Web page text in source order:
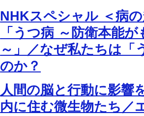
NHKスペシャル ＜病
「うつ病 ～防衛本能
～」／なぜ私たちは「
のか？
人間の脳と行動に影響
内に住む微生物たち／